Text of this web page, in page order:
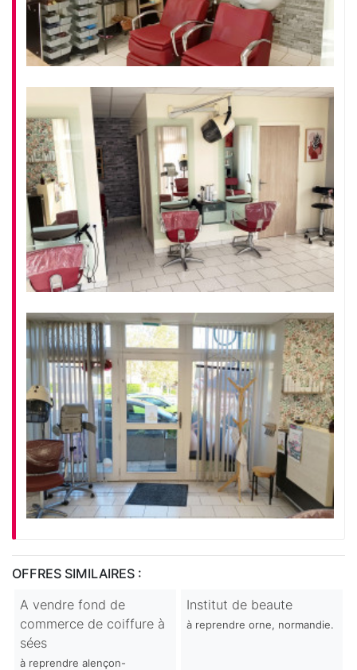
OFFRES SIMILAIRES :
A vendre fond de
commerce de coiffure à
sées
à reprendre alençon-
Institut de beaute
à reprendre orne, normandie.